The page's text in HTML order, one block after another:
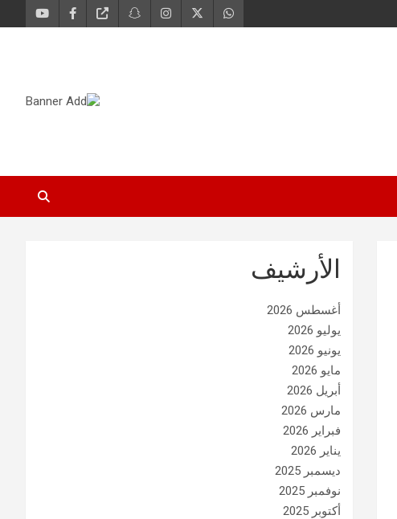
الأرشيف
أغسطس 2026
يوليو 2026
يونيو 2026
مايو 2026
أبريل 2026
مارس 2026
فبراير 2026
يناير 2026
ديسمبر 2025
نوفمبر 2025
أكتوبر 2025